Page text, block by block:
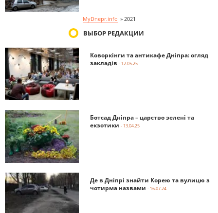
MyDnepr.info » 2021
ВЫБОР РЕДАКЦИИ
Коворкінги та антикафе Дніпра: огляд
закладів - 12.05.25
Ботсад Дніпра – царство зелені та
екзотики - 13.04.25
Де в Дніпрі знайти Корею та вулицю з
чотирма назвами - 16.07.24